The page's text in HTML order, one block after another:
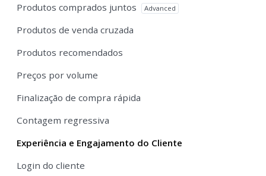
Produtos comprados juntos
Advanced
Produtos de venda cruzada
Produtos recomendados
Preços por volume
Finalização de compra rápida
Contagem regressiva
Experiência e Engajamento do Cliente
Login do cliente